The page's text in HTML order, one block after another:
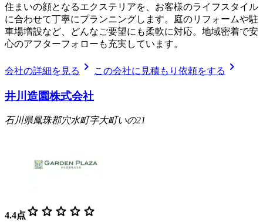
住まいの顔となるエクステリアを、お客様のライフスタイル
に合わせて丁寧にプランニングします。庭のリフォームや駐
車場増設など、どんなご要望にも柔軟に対応。地域密着で安
心のアフターフォローも充実しています。
会社の詳細を見る chevron_right この会社に見積もり依頼をする chevron_right
井川造園株式会社
石川県鳳珠郡穴水町字大町いの21
4.4点 star star star star star